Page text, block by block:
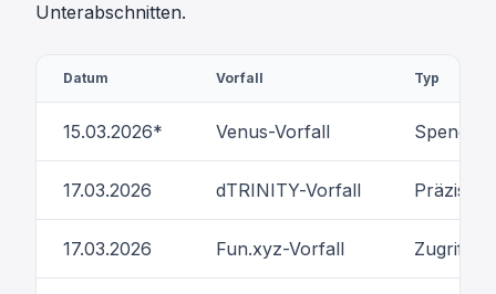
Unterabschnitten.
Datum Vorfall Typ
15.03.2026* Venus-Vorfall
17.03.2026 dTRINITY-Vorfall
17.03.2026 Fun.xyz-Vorfall